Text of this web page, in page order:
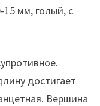
15 мм, голый, с
достигает
Вершина